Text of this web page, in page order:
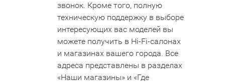
звонок. Кроме того, полную
техническую поддержку в выборе
интересующих вас моделей вы
можете получить в Hi-Fi-салонах
и магазинах вашего города. Все
адреса представлены в разделах
«Наши магазины» и «Где